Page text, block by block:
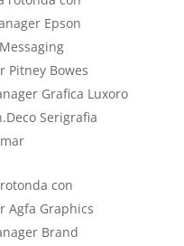
Epson
Pitney Bowes
Grafica Luxoro
Serigrafia
con
Agfa Graphics
Brand